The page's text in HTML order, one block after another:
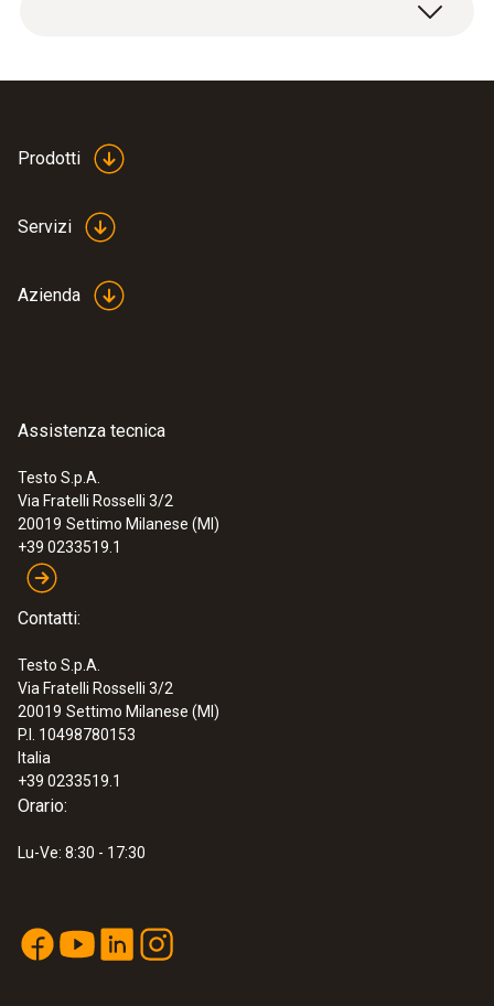
:0560 0460
testo 460 - Strumento per la velocità di
€ 220,82
Prodotti
Servizi
Azienda
Assistenza tecnica
Testo S.p.A.
Via Fratelli Rosselli 3/2
20019 Settimo Milanese (MI)
+39 0233519.1
Contatti:
Testo S.p.A.
Via Fratelli Rosselli 3/2
20019 Settimo Milanese (MI)
P.I. 10498780153
Italia
+39 0233519.1
Orario:
Lu-Ve: 8:30 - 17:30